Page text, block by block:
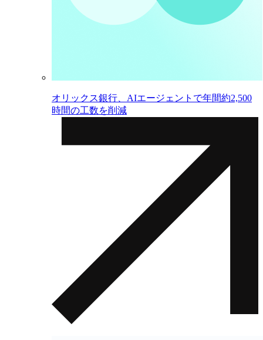
オリックス銀行、AIエージェントで年間約2,500
時間の工数を削減